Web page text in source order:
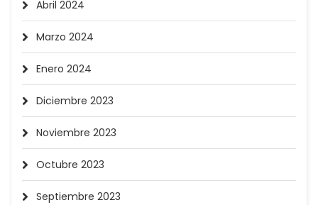
Abril 2024
Marzo 2024
Enero 2024
Diciembre 2023
Noviembre 2023
Octubre 2023
Septiembre 2023